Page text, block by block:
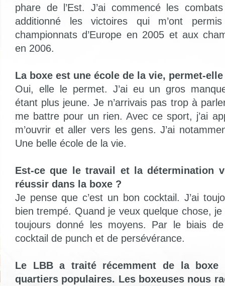
phare de l’Est. J’ai commencé les
additionné les victoires qui m’ont
championnats d’Europe en 2005 et aux
en 2006.
La boxe est une école de la vie, permet-
Oui, elle le permet. J’ai eu un gros
étant plus jeune. Je n’arrivais pas trop à
me battre pour un rien. Avec ce sport, j’ai
m’ouvrir et aller vers les gens. J’ai
Une belle école de la vie.
Est-ce que le travail et la détermination
réussir dans la boxe ?
Je pense que c’est un bon cocktail. J’ai
bien trempé. Quand je veux quelque chose, je
toujours donné les moyens. Par le biais
cocktail de punch et de persévérance.
Le LBB a traité récemment de la boxe
quartiers populaires. Les boxeuses nous